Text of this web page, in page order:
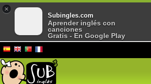
×
Subingles.com
Aprender inglés con
canciones
Gratis - En Google Play